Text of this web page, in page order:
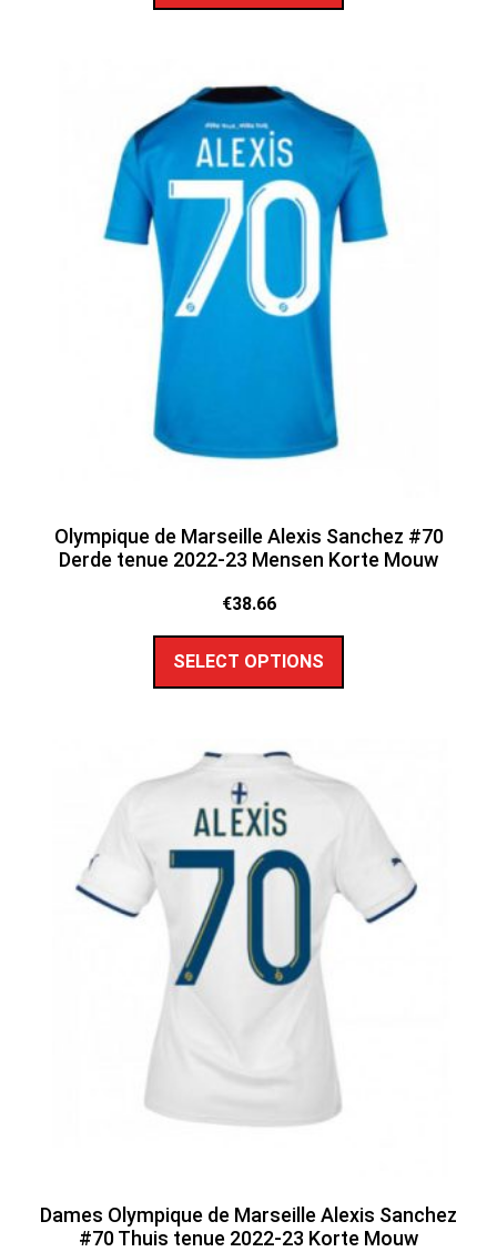
Olympique de Marseille Alexis Sanchez #70
Derde tenue 2022-23 Mensen Korte Mouw
€38.66
SELECT OPTIONS
Dames Olympique de Marseille Alexis Sanchez
#70 Thuis tenue 2022-23 Korte Mouw